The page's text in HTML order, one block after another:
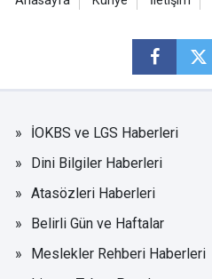
İOKBS ve LGS Haberleri
Dini Bilgiler Haberleri
Atasözleri Haberleri
Belirli Gün ve Haftalar
Meslekler Rehberi Haberleri